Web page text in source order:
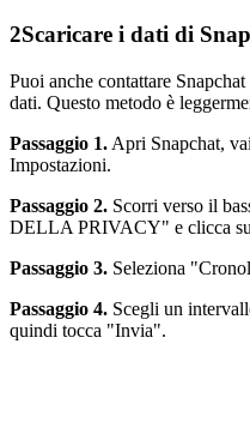
2Scaricare i dati di
Puoi anche contattare
dati. Questo metodo è
Passaggio 1. Apri Snapchat,
Impostazioni.
Passaggio 2. Scorri verso il
DELLA PRIVACY" e clicca
Passaggio 3. Seleziona
Passaggio 4. Scegli un
quindi tocca "Invia".